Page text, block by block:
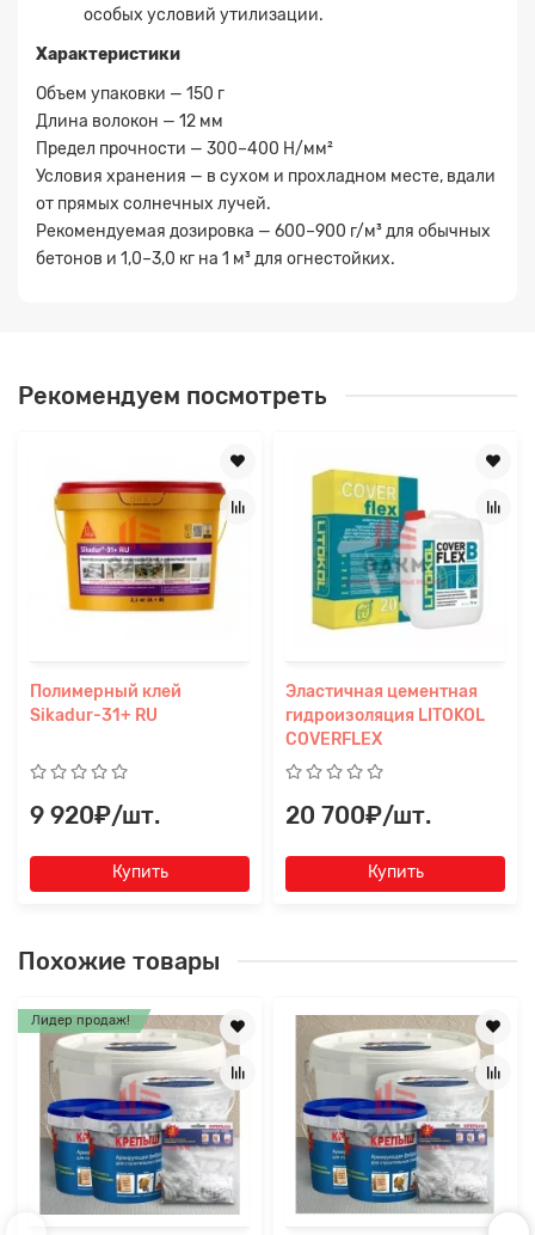
особых условий утилизации.
Характеристики
Объем упаковки — 150 г
Длина волокон — 12 мм
Предел прочности — 300–400 Н/мм²
Условия хранения — в сухом и прохладном месте, вдали
от прямых солнечных лучей.
Рекомендуемая дозировка — 600–900 г/м³ для обычных
бетонов и 1,0–3,0 кг на 1 м³ для огнестойких.
Рекомендуем посмотреть
Полимерный клей
Sikadur-31+ RU
9 920₽/шт.
Купить
Эластичная цементная
гидроизоляция LITOKOL
COVERFLEX
20 700₽/шт.
Купить
Похожие товары
Лидер продаж!